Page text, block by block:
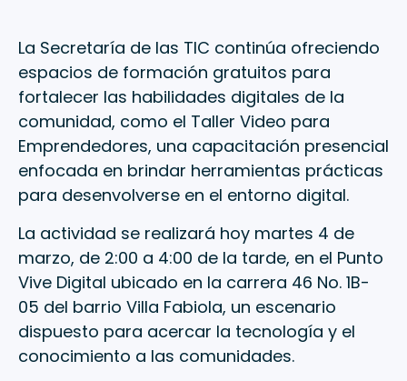
La Secretaría de las TIC continúa ofreciendo
espacios de formación gratuitos para
fortalecer las habilidades digitales de la
comunidad, como el Taller Video para
Emprendedores, una capacitación presencial
enfocada en brindar herramientas prácticas
para desenvolverse en el entorno digital.
La actividad se realizará hoy martes 4 de
marzo, de 2:00 a 4:00 de la tarde, en el Punto
Vive Digital ubicado en la carrera 46 No. 1B-
05 del barrio Villa Fabiola, un escenario
dispuesto para acercar la tecnología y el
conocimiento a las comunidades.